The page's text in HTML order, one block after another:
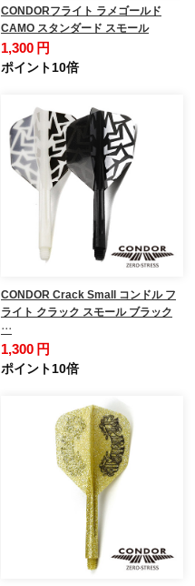
CONDORフライト ラメゴールド
CAMO スタンダード スモール
1,300 円
ポイント10倍
CONDOR Crack Small コンドル フ
ライト クラック スモール ブラック
…
1,300 円
ポイント10倍